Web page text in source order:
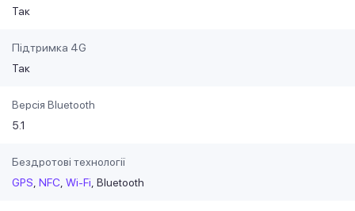
Так
Підтримка 4G
Так
Версія Bluetooth
5.1
Бездротові технології
GPS NFC Wi-Fi Bluetooth